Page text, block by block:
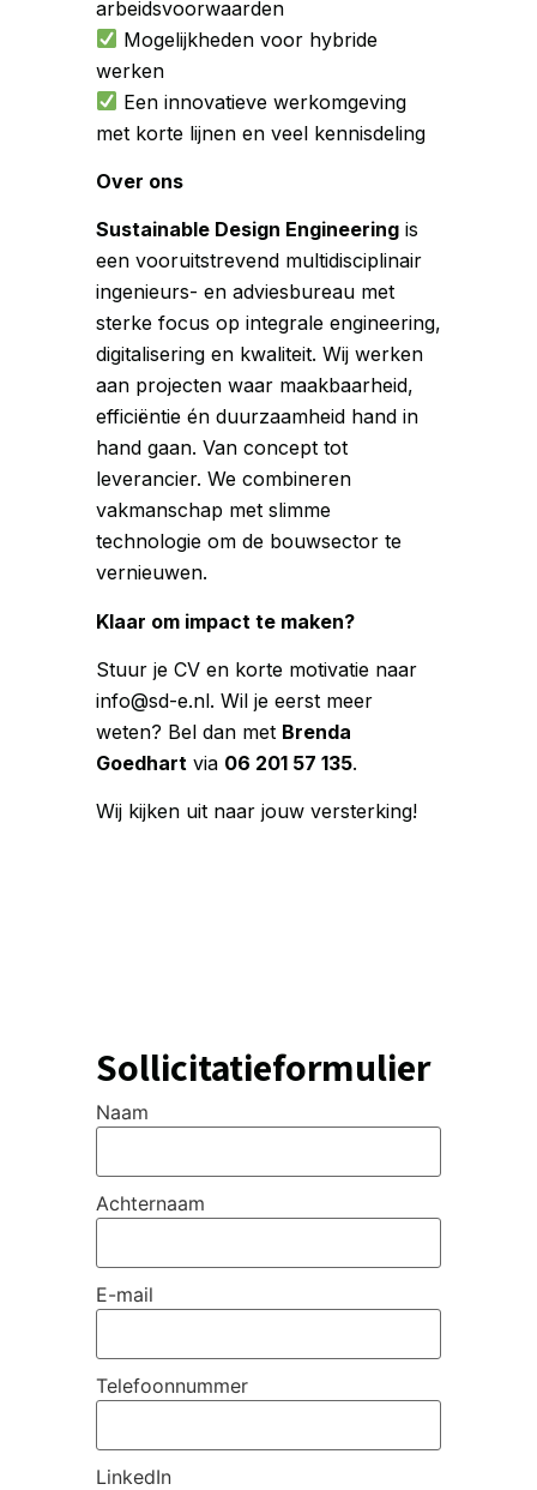
arbeidsvoorwaarden
Mogelijkheden voor hybride
werken
Een innovatieve werkomgeving
met korte lijnen en veel kennisdeling
Over ons
Sustainable Design Engineering is
een vooruitstrevend multidisciplinair
ingenieurs- en adviesbureau met
sterke focus op integrale engineering,
digitalisering en kwaliteit. Wij werken
aan projecten waar maakbaarheid,
efficiëntie én duurzaamheid hand in
hand gaan. Van concept tot
leverancier. We combineren
vakmanschap met slimme
technologie om de bouwsector te
vernieuwen.
Klaar om impact te maken?
Stuur je CV en korte motivatie naar
info@sd-e.nl. Wil je eerst meer
weten? Bel dan met Brenda
Goedhart via 06 201 57 135.
Wij kijken uit naar jouw versterking!
Sollicitatieformulier
Naam
Achternaam
E-mail
Telefoonnummer
LinkedIn